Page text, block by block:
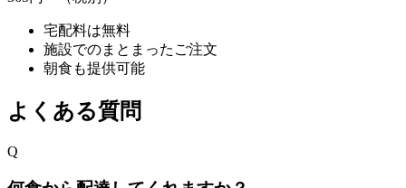
宅配料は無料
施設でのまとまったご注文
朝食も提供可能
よくある質問
Q